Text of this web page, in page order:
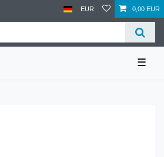
EUR 0,00 EUR
☰